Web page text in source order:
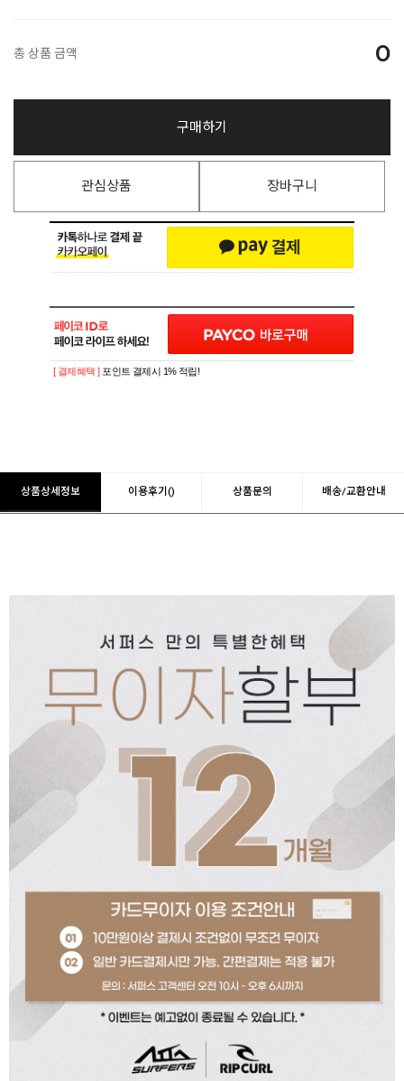
총 상품 금액 0
구매하기
관심상품 장바구니
PAYCO 바로구매
[ 결제혜택 ] 포인트 결제시 1% 적립!
상품상세정보 이용후기() 상품문의 배송/교환안내